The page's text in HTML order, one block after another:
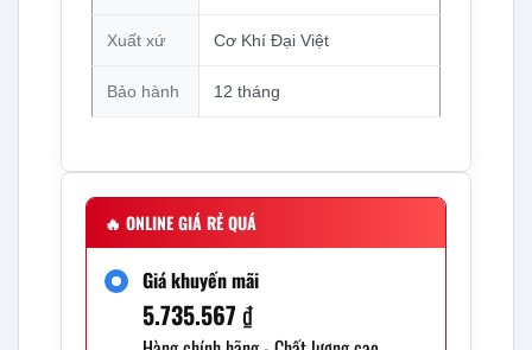
Xuất xứ Cơ Khí Đại Việt
Bảo hành 12 tháng
🔥 ONLINE GIÁ RẺ QUÁ
Giá khuyến mãi
5.735.567 ₫